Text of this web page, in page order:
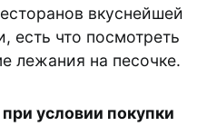
вкуснейшей
есть что посмотреть
лежания на песочке.
условии покупки